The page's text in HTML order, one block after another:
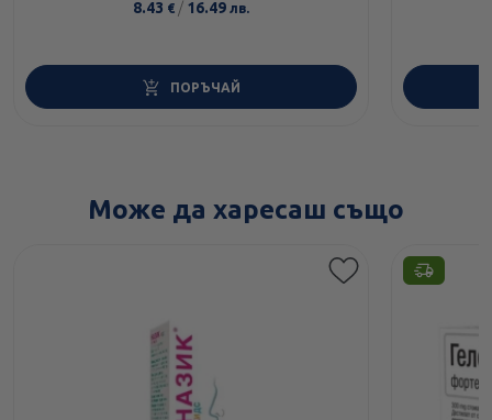
8.43 € / 16.49 лв.
ПОРЪЧАЙ
Може да харесаш също